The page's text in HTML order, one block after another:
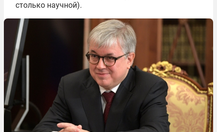
столько научной).